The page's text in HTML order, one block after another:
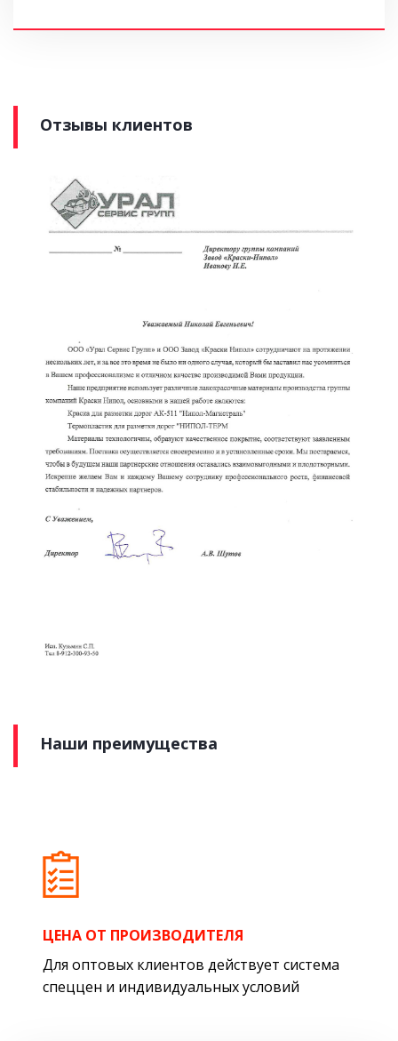
Отзывы клиентов
Наши преимущества
ЦЕНА ОТ ПРОИЗВОДИТЕЛЯ
Для оптовых клиентов действует система
спеццен и индивидуальных условий